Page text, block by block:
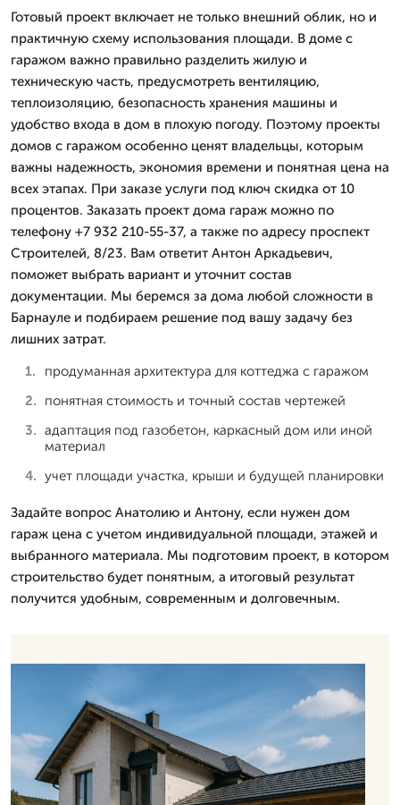
Готовый проект включает не только внешний облик, но и
практичную схему использования площади. В доме с
гаражом важно правильно разделить жилую и
техническую часть, предусмотреть вентиляцию,
теплоизоляцию, безопасность хранения машины и
удобство входа в дом в плохую погоду. Поэтому проекты
домов с гаражом особенно ценят владельцы, которым
важны надежность, экономия времени и понятная цена на
всех этапах. При заказе услуги под ключ скидка от 10
процентов. Заказать проект дома гараж можно по
телефону +7 932 210-55-37, а также по адресу проспект
Строителей, 8/23. Вам ответит Антон Аркадьевич,
поможет выбрать вариант и уточнит состав
документации. Мы беремся за дома любой сложности в
Барнауле и подбираем решение под вашу задачу без
лишних затрат.
продуманная архитектура для коттеджа с гаражом
понятная стоимость и точный состав чертежей
адаптация под газобетон, каркасный дом или иной
материал
учет площади участка, крыши и будущей планировки
Задайте вопрос Анатолию и Антону, если нужен дом
гараж цена с учетом индивидуальной площади, этажей и
выбранного материала. Мы подготовим проект, в котором
строительство будет понятным, а итоговый результат
получится удобным, современным и долговечным.